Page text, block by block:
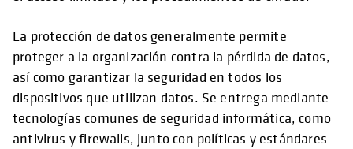
La protección de datos generalmente permite
proteger a la organización contra la pérdida de datos,
así como garantizar la seguridad en todos los
dispositivos que utilizan datos. Se entrega mediante
tecnologías comunes de seguridad informática, como
antivirus y firewalls, junto con políticas y estándares